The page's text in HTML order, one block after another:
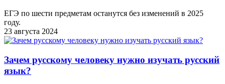
ЕГЭ по шести предметам останутся без изменений в 2025
году.
23 августа 2024
Зачем русскому человеку нужно изучать русский
язык?